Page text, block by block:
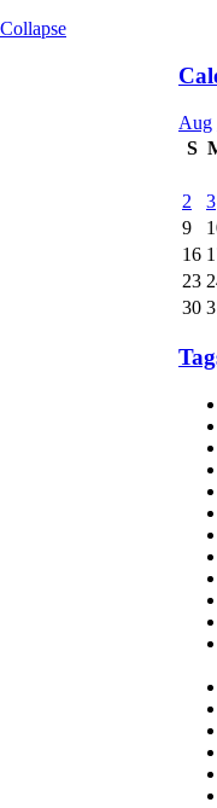
Collapse
Aug
S
2
3
9
16
23
30